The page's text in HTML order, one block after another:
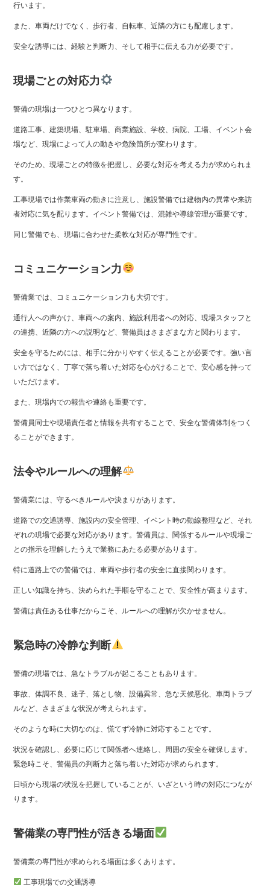
行います。
また、車両だけでなく、歩行者、自転車、近隣の方にも配慮します。
安全な誘導には、経験と判断力、そして相手に伝える力が必要です。
現場ごとの対応力
警備の現場は一つひとつ異なります。
道路工事、建築現場、駐車場、商業施設、学校、病院、工場、イベント会
場など、現場によって人の動きや危険箇所が変わります。
そのため、現場ごとの特徴を把握し、必要な対応を考える力が求められま
す。
工事現場では作業車両の動きに注意し、施設警備では建物内の異常や来訪
者対応に気を配ります。イベント警備では、混雑や導線管理が重要です。
同じ警備でも、現場に合わせた柔軟な対応が専門性です。
コミュニケーション力
警備業では、コミュニケーション力も大切です。
通行人への声かけ、車両への案内、施設利用者への対応、現場スタッフと
の連携、近隣の方への説明など、警備員はさまざまな方と関わります。
安全を守るためには、相手に分かりやすく伝えることが必要です。強い言
い方ではなく、丁寧で落ち着いた対応を心がけることで、安心感を持って
いただけます。
また、現場内での報告や連絡も重要です。
警備員同士や現場責任者と情報を共有することで、安全な警備体制をつく
ることができます。
法令やルールへの理解
警備業には、守るべきルールや決まりがあります。
道路での交通誘導、施設内の安全管理、イベント時の動線整理など、それ
ぞれの現場で必要な対応があります。警備員は、関係するルールや現場ご
との指示を理解したうえで業務にあたる必要があります。
特に道路上での警備では、車両や歩行者の安全に直接関わります。
正しい知識を持ち、決められた手順を守ることで、安全性が高まります。
警備は責任ある仕事だからこそ、ルールへの理解が欠かせません。
緊急時の冷静な判断
警備の現場では、急なトラブルが起こることもあります。
事故、体調不良、迷子、落とし物、設備異常、急な天候悪化、車両トラブ
ルなど、さまざまな状況が考えられます。
そのような時に大切なのは、慌てず冷静に対応することです。
状況を確認し、必要に応じて関係者へ連絡し、周囲の安全を確保します。
緊急時こそ、警備員の判断力と落ち着いた対応が求められます。
日頃から現場の状況を把握していることが、いざという時の対応につなが
ります。
警備業の専門性が活きる場面
警備業の専門性が求められる場面は多くあります。
工事現場での交通誘導